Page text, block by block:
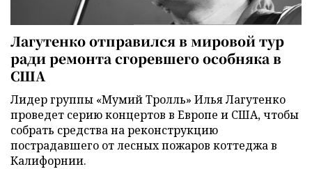
Лагутенко отправился в мировой тур
ради ремонта сгоревшего особняка в
США
Лидер группы «Мумий Тролль» Илья Лагутенко
проведет серию концертов в Европе и США, чтобы
собрать средства на реконструкцию
пострадавшего от лесных пожаров коттеджа в
Калифорнии.